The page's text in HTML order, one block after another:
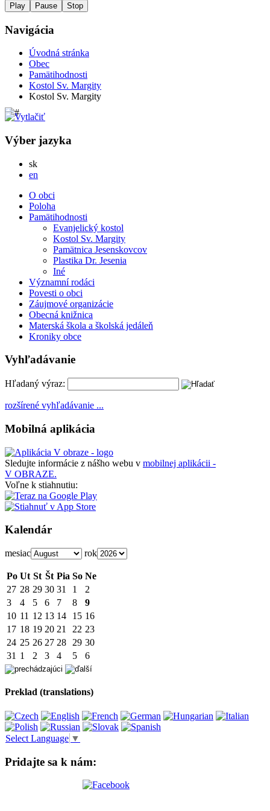
Play Pause Stop
Navigácia
Úvodná stránka
Obec
Pamätihodnosti
Kostol Sv. Margity
Kostol Sv. Margity
Výber jazyka
skSlovensky
en
O obci
Poloha
Pamätihodnosti
Evanjelický kostol
Kostol Sv. Margity
Pamätnica Jesenskovcov
Plastika Dr. Jesenia
Iné
Významní rodáci
Povesti o obci
Záujmové organizácie
Obecná knižnica
Materská škola a školská jedáleň
Kroniky obce
Vyhľadávanie
Hľadaný výraz:
rozšírené vyhľadávanie ...
Mobilná aplikácia
Sledujte informácie z nášho webu v mobilnej aplikácii -
V OBRAZE.
Voľne k stiahnutiu:
Kalendár
mesiac rok
Po Ut St Št Pia So Ne
27 28 29 30 31 1
2
3
4 5 6 7 8
9
10 11 12 13 14 15 16
17 18 19 20 21 22 23
24 25 26 27 28 29 30
31 1 2 3 4 5 6
Preklad (translations)
Select Language ▼
Pridajte sa k nám: